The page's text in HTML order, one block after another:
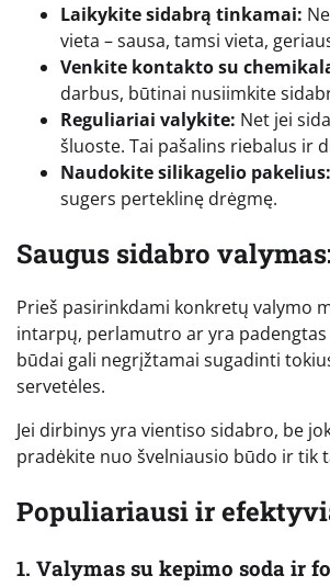
Laikykite sidabrą tinkamai:
vieta – sausa, tamsi vieta,
Venkite kontakto su
darbus, būtinai nusiimkite
Reguliariai valykite: Net jei
šluoste. Tai pašalins riebalus ir
Naudokite silikagelio pakelius:
sugers perteklinę drėgmę.
Saugus sidabro
Prieš pasirinkdami konkretų valymo
intarpų, perlamutro ar yra
būdai gali negrįžtamai sugadinti
servetėles.
Jei dirbinys yra vientiso sidabro, be
pradėkite nuo švelniausio būdo ir tik
Populiariausi ir
1. Valymas su kepimo soda ir